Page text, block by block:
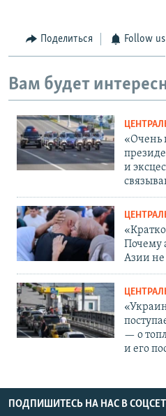
Поделиться Follow us
Вам будет
«Очень
и
Почему
Азии не
— о
и его
ПОДПИШИТЕСЬ НА НАС В